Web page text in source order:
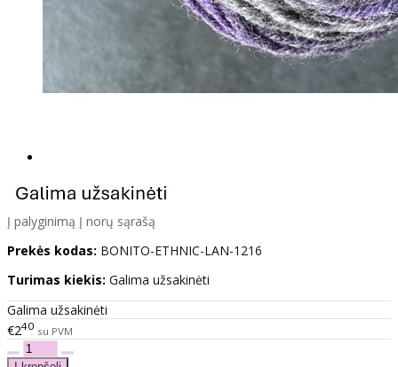
Į palyginimą Į norų sąrašą
Prekės kodas: BONITO-ETHNIC-LAN-1216
Turimas kiekis: Galima užsakinėti
Galima užsakinėti
€240 su PVM